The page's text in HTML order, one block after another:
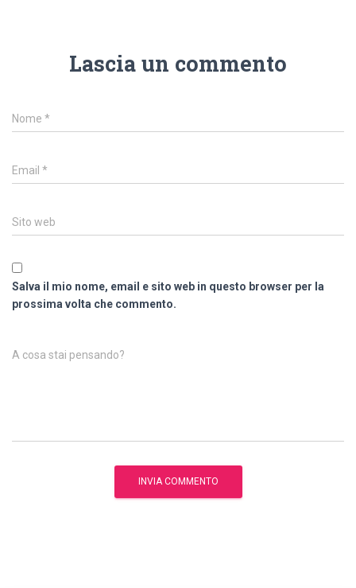
Lascia un commento
Nome *
Email *
Sito web
Salva il mio nome, email e sito web in questo browser per la
prossima volta che commento.
A cosa stai pensando?